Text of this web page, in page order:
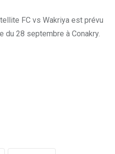
FC vs Wakriya est prévu
du 28 septembre à Conakry.